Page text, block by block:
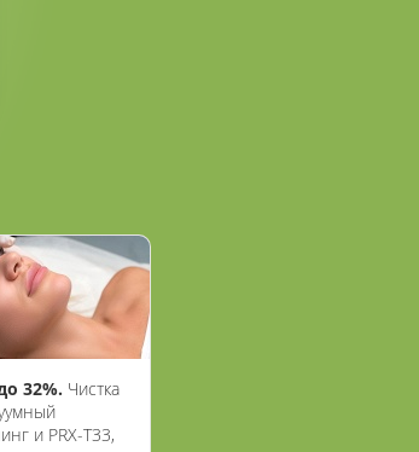
32%. Чистка
и PRX-T33,